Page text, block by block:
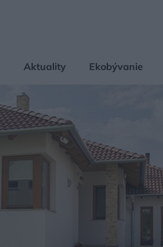
Aktuality Ekobývanie